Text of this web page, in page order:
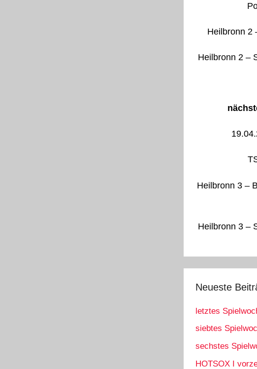
Heilbronn 2
Heilbronn 2 –
Heilbronn 3 –
Heilbronn 3 –
Neueste
letztes
siebtes
sechstes
HOTSOX I